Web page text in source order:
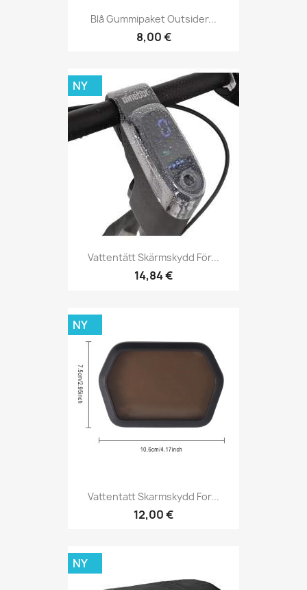
Blå Gummipaket Outsider...
8,00 €
Vattentätt Skärmskydd För...
14,84 €
NY
Vattentatt Skarmskydd For...
12,00 €
NY
NY